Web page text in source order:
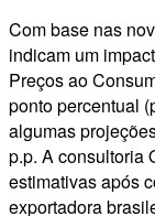
Com base nas
indicam um
Preços ao
ponto percentual
algumas
p.p. A consultoria
estimativas após
exportadora